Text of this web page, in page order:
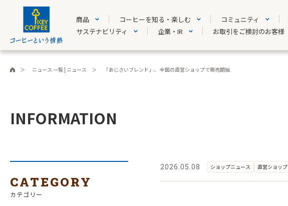
商品 コーヒーを知る・楽しむ コミュニティ
サステナビリティ
企業・IR お取引をご検討のお客様
ニュース 一覧 | ニュース 「あじさいブレンド」、 全国の直営ショップで販売開始
INFORMATION
CATEGORY
カテゴリー
2026.05.08 ショップニュース 直営ショップ